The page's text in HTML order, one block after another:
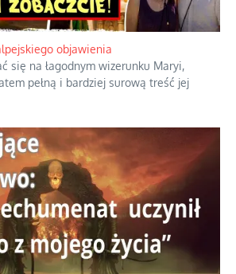
objawienia
się na łagodnym wizerunku Maryi,
pełną i bardziej surową treść jej